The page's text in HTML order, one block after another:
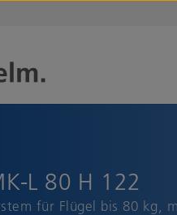
L 80 H 122
für Flügel bis 80 kg,